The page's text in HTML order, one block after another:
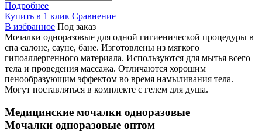
Подробнее
Купить в 1 клик Сравнение
В избранное Под заказ
Мочалки одноразовые для одной гигиенической процедуры в
спа салоне, сауне, бане. Изготовлены из мягкого
гипоаллергенного материала. Используются для мытья всего
тела и проведения массажа. Отличаются хорошим
пенообразующим эффектом во время намыливания тела.
Могут поставляться в комплекте с гелем для душа.
Медицинские мочалки одноразовые
Мочалки одноразовые оптом